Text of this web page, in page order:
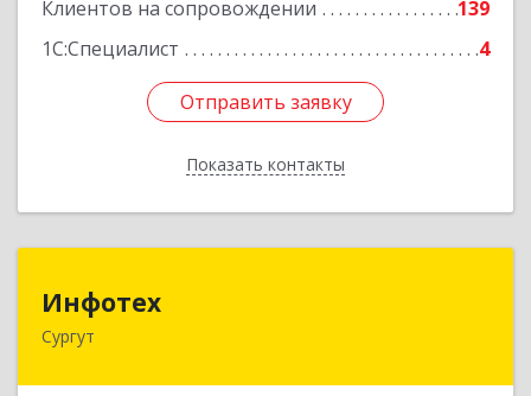
Клиентов на сопровождении
139
1С:Специалист
4
Отправить заявку
Показать контакты
Отправить заявку
Назад
Инфотех
Сургут
628400, Ханты-Мансийский Автономный округ